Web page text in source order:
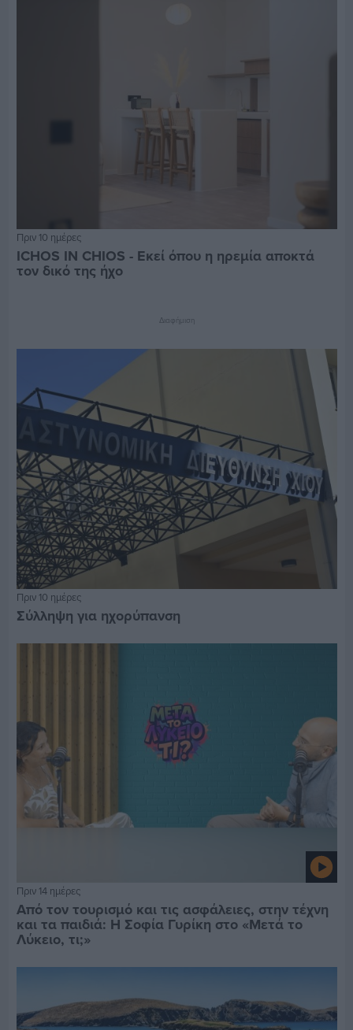
Πριν 10 ημέρες
ICHOS IN CHIOS - Εκεί όπου η ηρεμία αποκτά
τον δικό της ήχο
Διαφήμιση
Πριν 10 ημέρες
Σύλληψη για ηχορύπανση
Πριν 14 ημέρες
Από τον τουρισμό και τις ασφάλειες, στην τέχνη
και τα παιδιά: Η Σοφία Γυρίκη στο «Μετά το
Λύκειο, τι;»